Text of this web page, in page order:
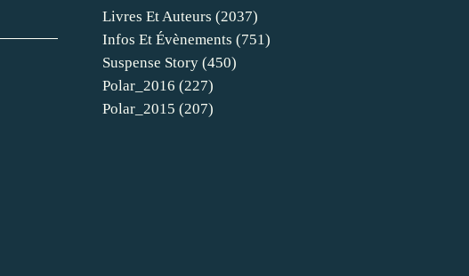
Livres Et Auteurs (2037)
Infos Et Évènements (751)
Suspense Story (450)
Polar_2016 (227)
Polar_2015 (207)